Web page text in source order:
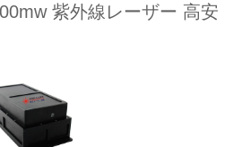
紫外線レーザー 高安